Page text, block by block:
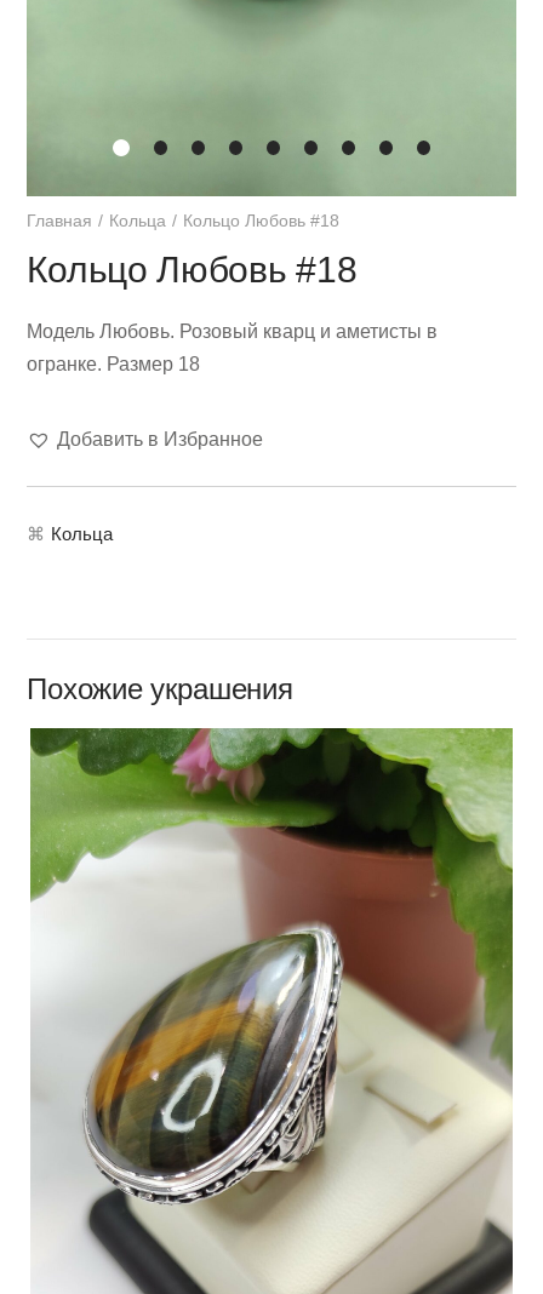
Главная Кольца Кольцо Любовь #18
Кольцо Любовь #18
Модель Любовь. Розовый кварц и аметисты в
огранке. Размер 18
Добавить в Избранное
⌘ Кольца
Похожие украшения